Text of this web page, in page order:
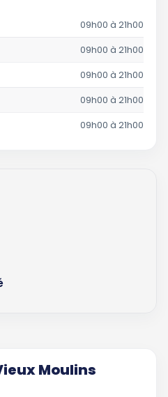
09h00 à 21h00
09h00 à 21h00
09h00 à 21h00
09h00 à 21h00
09h00 à 21h00
Moulins